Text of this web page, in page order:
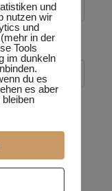
und
nutzen wir
und
in der
Tools
im dunkeln
du es
es aber